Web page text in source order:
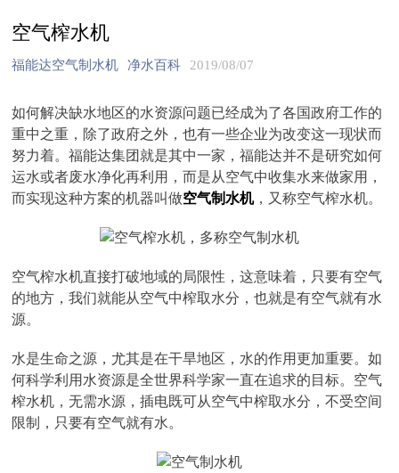
空气榨水机
福能达空气制水机 净水百科 2019/08/07
如何解决缺水地区的水资源问题已经成为了各国政府工作的
重中之重，除了政府之外，也有一些企业为改变这一现状而
努力着。福能达集团就是其中一家，福能达并不是研究如何
运水或者废水净化再利用，而是从空气中收集水来做家用，
而实现这种方案的机器叫做空气制水机，又称空气榨水机。
空气榨水机直接打破地域的局限性，这意味着，只要有空气
的地方，我们就能从空气中榨取水分，也就是有空气就有水
源。
水是生命之源，尤其是在干旱地区，水的作用更加重要。如
何科学利用水资源是全世界科学家一直在追求的目标。空气
榨水机，无需水源，插电既可从空气中榨取水分，不受空间
限制，只要有空气就有水。